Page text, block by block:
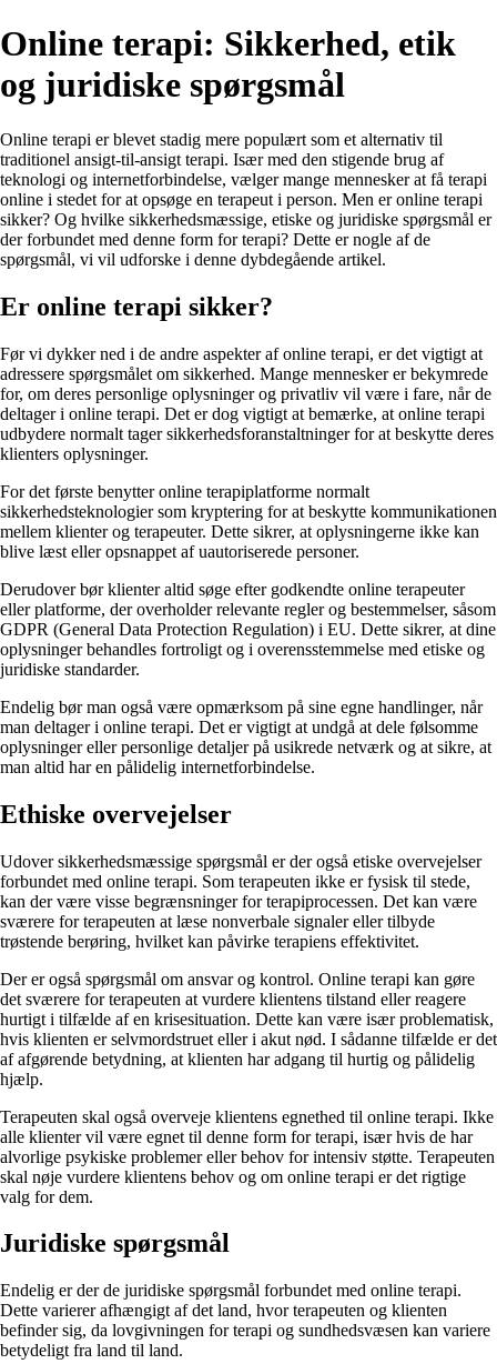
Online terapi: Sikkerhed, etik
og juridiske spørgsmål
Online terapi er blevet stadig mere populært som et alternativ til
traditionel ansigt-til-ansigt terapi. Især med den stigende brug af
teknologi og internetforbindelse, vælger mange mennesker at få terapi
online i stedet for at opsøge en terapeut i person. Men er online terapi
sikker? Og hvilke sikkerhedsmæssige, etiske og juridiske spørgsmål er
der forbundet med denne form for terapi? Dette er nogle af de
spørgsmål, vi vil udforske i denne dybdegående artikel.
Er online terapi sikker?
Før vi dykker ned i de andre aspekter af online terapi, er det vigtigt at
adressere spørgsmålet om sikkerhed. Mange mennesker er bekymrede
for, om deres personlige oplysninger og privatliv vil være i fare, når de
deltager i online terapi. Det er dog vigtigt at bemærke, at online terapi
udbydere normalt tager sikkerhedsforanstaltninger for at beskytte deres
klienters oplysninger.
For det første benytter online terapiplatforme normalt
sikkerhedsteknologier som kryptering for at beskytte kommunikationen
mellem klienter og terapeuter. Dette sikrer, at oplysningerne ikke kan
blive læst eller opsnappet af uautoriserede personer.
Derudover bør klienter altid søge efter godkendte online terapeuter
eller platforme, der overholder relevante regler og bestemmelser, såsom
GDPR (General Data Protection Regulation) i EU. Dette sikrer, at dine
oplysninger behandles fortroligt og i overensstemmelse med etiske og
juridiske standarder.
Endelig bør man også være opmærksom på sine egne handlinger, når
man deltager i online terapi. Det er vigtigt at undgå at dele følsomme
oplysninger eller personlige detaljer på usikrede netværk og at sikre, at
man altid har en pålidelig internetforbindelse.
Ethiske overvejelser
Udover sikkerhedsmæssige spørgsmål er der også etiske overvejelser
forbundet med online terapi. Som terapeuten ikke er fysisk til stede,
kan der være visse begrænsninger for terapiprocessen. Det kan være
sværere for terapeuten at læse nonverbale signaler eller tilbyde
trøstende berøring, hvilket kan påvirke terapiens effektivitet.
Der er også spørgsmål om ansvar og kontrol. Online terapi kan gøre
det sværere for terapeuten at vurdere klientens tilstand eller reagere
hurtigt i tilfælde af en krisesituation. Dette kan være især problematisk,
hvis klienten er selvmordstruet eller i akut nød. I sådanne tilfælde er det
af afgørende betydning, at klienten har adgang til hurtig og pålidelig
hjælp.
Terapeuten skal også overveje klientens egnethed til online terapi. Ikke
alle klienter vil være egnet til denne form for terapi, især hvis de har
alvorlige psykiske problemer eller behov for intensiv støtte. Terapeuten
skal nøje vurdere klientens behov og om online terapi er det rigtige
valg for dem.
Juridiske spørgsmål
Endelig er der de juridiske spørgsmål forbundet med online terapi.
Dette varierer afhængigt af det land, hvor terapeuten og klienten
befinder sig, da lovgivningen for terapi og sundhedsvæsen kan variere
betydeligt fra land til land.